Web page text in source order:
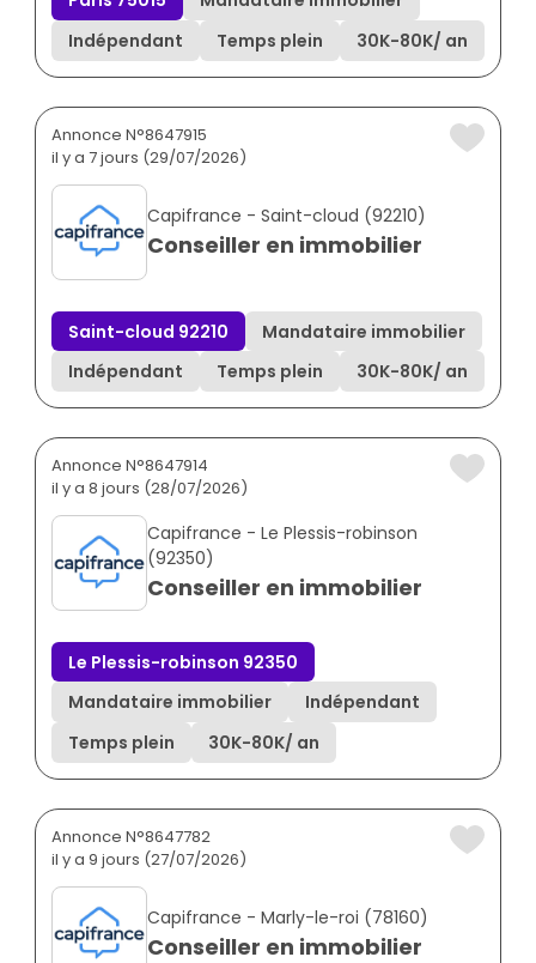
Indépendant
Temps plein 30K-80K/ an
Annonce N°8647915
il y a 7 jours (29/07/2026)
Capifrance - Saint-cloud (92210)
Conseiller en immobilier
Saint-cloud 92210
Mandataire immobilier
Indépendant
Temps plein 30K-80K/ an
Annonce N°8647914
il y a 8 jours (28/07/2026)
Capifrance - Le Plessis-robinson
(92350)
Conseiller en immobilier
Le Plessis-robinson 92350
Mandataire immobilier
Indépendant
Temps plein
30K-80K/ an
Annonce N°8647782
il y a 9 jours (27/07/2026)
Capifrance - Marly-le-roi (78160)
Conseiller en immobilier